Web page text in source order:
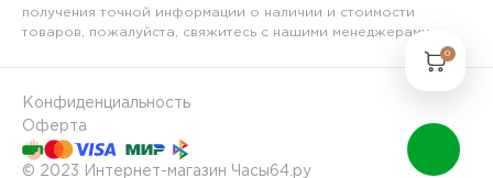
получения точной информации о наличии и стоимости
товаров, пожалуйста, свяжитесь с нашими менеджерами.
© 2023 Интернет-магазин Часы64.ру
Конфиденциальность
Оферта
0